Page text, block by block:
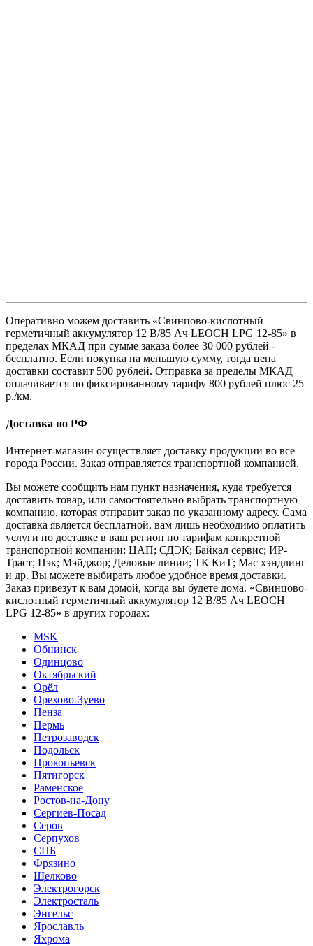
Оперативно можем доставить «Свинцово-кислотный
герметичный аккумулятор 12 В/85 Ач LEOCH LPG 12-85» в
пределах МКАД при сумме заказа более 30 000 рублей -
бесплатно. Если покупка на меньшую сумму, тогда цена
доставки составит 500 рублей. Отправка за пределы МКАД
оплачивается по фиксированному тарифу 800 рублей плюс 25
р./км.
Доставка по РФ
Интернет-магазин осуществляет доставку продукции во все
города России. Заказ отправляется транспортной компанией.
Вы можете сообщить нам пункт назначения, куда требуется
доставить товар, или самостоятельно выбрать транспортную
компанию, которая отправит заказ по указанному адресу. Сама
доставка является бесплатной, вам лишь необходимо оплатить
услуги по доставке в ваш регион по тарифам конкретной
транспортной компании: ЦАП; СДЭК; Байкал сервис; ИР-
Траст; Пэк; Мэйджор; Деловые линии; ТК КиТ; Мас хэндлинг
и др. Вы можете выбирать любое удобное время доставки.
Заказ привезут к вам домой, когда вы будете дома. «Свинцово-
кислотный герметичный аккумулятор 12 В/85 Ач LEOCH
LPG 12-85» в других городах:
MSK
Обнинск
Одинцово
Октябрьский
Орёл
Орехово-Зуево
Пенза
Пермь
Петрозаводск
Подольск
Прокопьевск
Пятигорск
Раменское
Ростов-на-Дону
Сергиев-Посад
Серов
Серпухов
СПБ
Фрязино
Щелково
Электрогорск
Электросталь
Энгельс
Ярославль
Яхрома